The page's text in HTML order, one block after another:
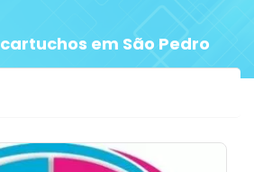
cartuchos em São Pedro